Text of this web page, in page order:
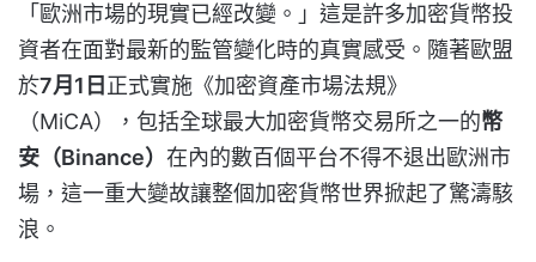
「歐洲市場的現實已經改變。」這是許多加密貨幣投
資者在面對最新的監管變化時的真實感受。隨著歐盟
於7月1日 正式實施《加密資產市場法規》
（MiCA），包括全球最大加密貨幣交易所之一的幣
安（Binance） 在內的數百個平台不得不退出歐洲市
場，這一重大變故讓整個加密貨幣世界掀起了驚濤駭
浪。